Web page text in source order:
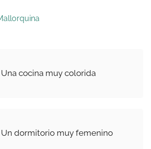
Una cocina muy colorida
Un dormitorio muy femenino